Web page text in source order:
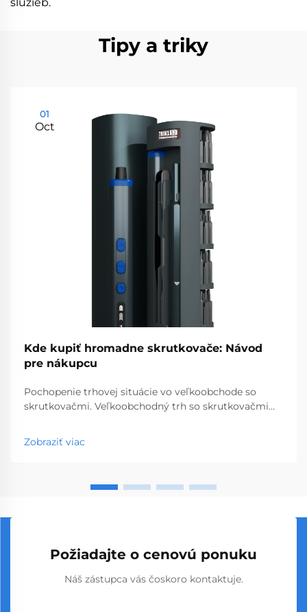
Tipy a triky
01
Oct
Kde kupiť hromadne skrutkovače: Návod
pre nákupcu
Pochopenie trhovej situácie vo veľkoobchode so
skrutkovačmi. Veľkoobchodný trh so skrutkovačmi
nástrojov, ktorý obsluhuje podniky od obchodov so
stavebninami až po stavebné spoločnosti. S
Zobraziť viac
Požiadajte o cenovú ponuku
Náš zástupca vás čoskoro kontaktuje.